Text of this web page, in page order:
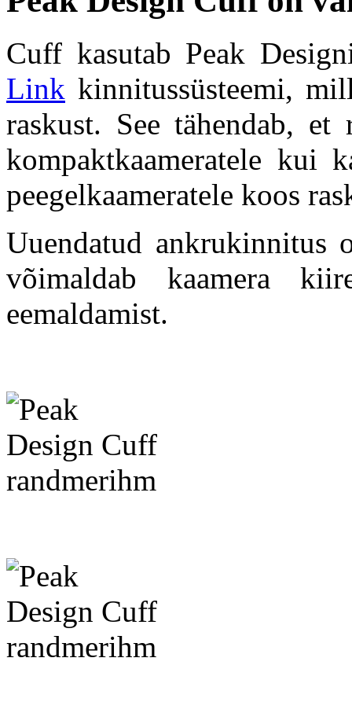
Cuff kasutab Peak
Link kinnitussüsteemi,
raskust. See tähendab,
kompaktkaameratele kui
peegelkaameratele koos
Uuendatud ankrukinnitus
võimaldab kaamera
eemaldamist.